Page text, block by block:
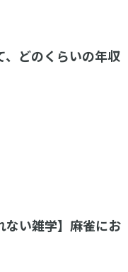
、どのくらいの年収
ない雑学】麻雀にお